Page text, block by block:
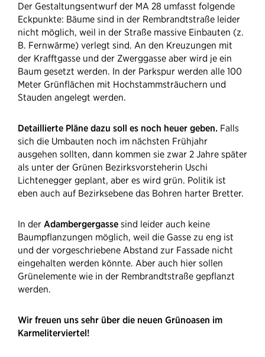
Der Gestaltungsentwurf der MA 28 umfasst folgende
Eckpunkte: Bäume sind in der Rembrandtstraße leider
nicht möglich, weil in der Straße massive Einbauten (z.
B. Fernwärme) verlegt sind. An den Kreuzungen mit
der Krafftgasse und der Zwerggasse aber wird je ein
Baum gesetzt werden. In der Parkspur werden alle 100
Meter Grünflächen mit Hochstammsträuchern und
Stauden angelegt werden.
Detaillierte Pläne dazu soll es noch heuer geben. Falls
sich die Umbauten noch im nächsten Frühjahr
ausgehen sollten, dann kommen sie zwar 2 Jahre später
als unter der Grünen Bezirksvorsteherin Uschi
Lichtenegger geplant, aber es wird grün. Politik ist
eben auch auf Bezirksebene das Bohren harter Bretter.
In der Adambergergasse sind leider auch keine
Baumpflanzungen möglich, weil die Gasse zu eng ist
und der vorgeschriebene Abstand zur Fassade nicht
eingehalten werden könnte. Aber auch hier sollen
Grünelemente wie in der Rembrandtstraße gepflanzt
werden.
Wir freuen uns sehr über die neuen Grünoasen im
Karmeliterviertel!